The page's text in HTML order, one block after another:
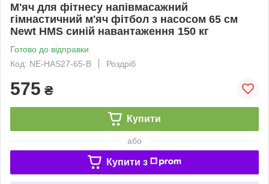
М'яч для фітнесу напівмасажний
гімнастичний м'яч фітбол з насосом 65 см
Newt HMS синій навантаження 150 кг
Готово до відправки
Код: NE-HAS27-65-B
Роздріб
575 ₴
Купити
або
Купити з